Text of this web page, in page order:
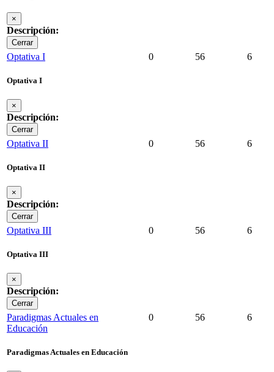
×
Descripción:
Cerrar
Optativa I
Optativa I
×
Descripción:
Cerrar
0 56 6
Optativa II
Optativa II
×
Descripción:
Cerrar
0 56 6
Optativa III
Optativa III
×
Descripción:
Cerrar
0 56 6
Paradigmas Actuales en
Educación
Paradigmas Actuales en Educación
0 56 6